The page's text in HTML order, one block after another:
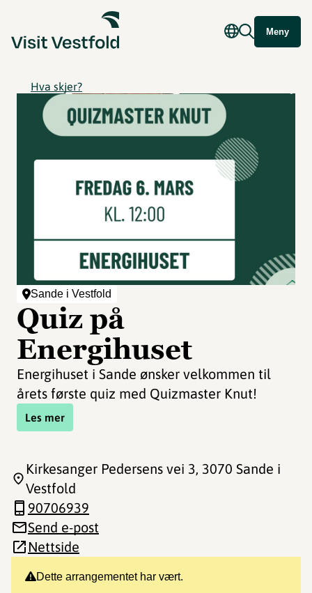
Meny
Hva skjer?
Sande i Vestfold
Quiz på
Energihuset
Energihuset i Sande ønsker velkommen til
årets første quiz med Quizmaster Knut!
Les mer
Dette arrangementet har vært.
Kirkesanger Pedersens vei 3, 3070 Sande i
Vestfold
90706939
Send e-post
Nettside